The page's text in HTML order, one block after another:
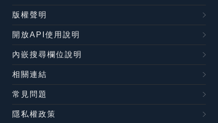
版權聲明
開放API使用說明
內嵌搜尋欄位說明
相關連結
常見問題
隱私權政策